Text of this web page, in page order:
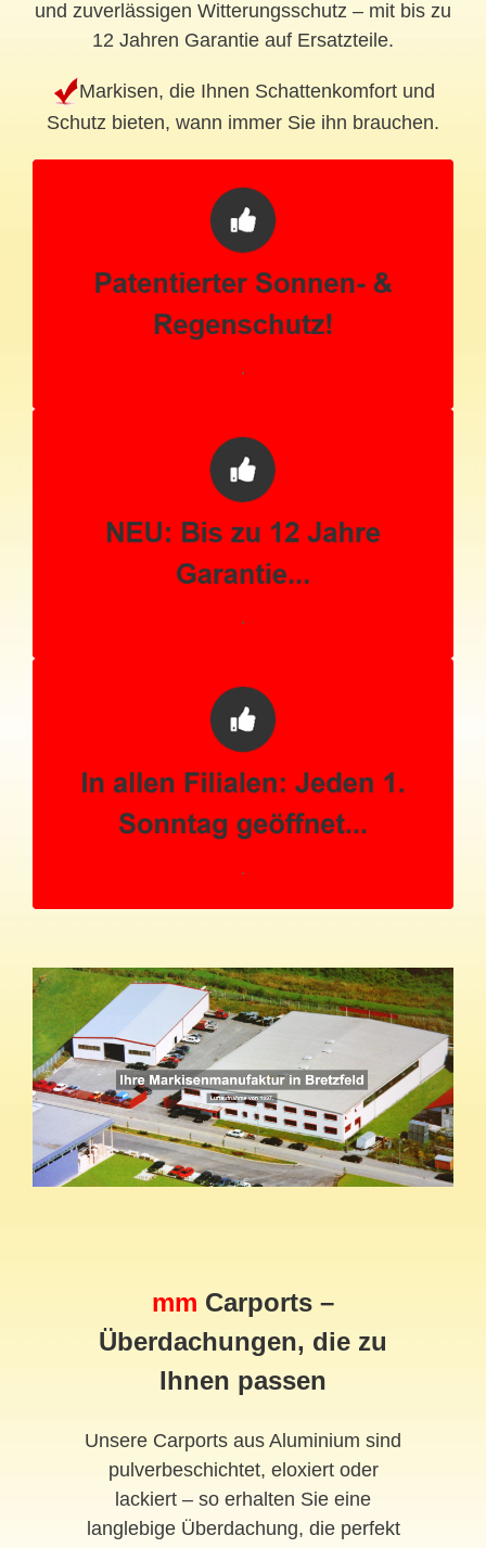
und zuverlässigen Witterungsschutz – mit bis zu
12 Jahren Garantie auf Ersatzteile.
Markisen, die Ihnen Schattenkomfort und
Schutz bieten, wann immer Sie ihn brauchen.
mm Carports –
Überdachungen, die zu
Ihnen passen
Unsere Carports aus Aluminium sind
pulverbeschichtet, eloxiert oder
lackiert – so erhalten Sie eine
langlebige Überdachung, die perfekt